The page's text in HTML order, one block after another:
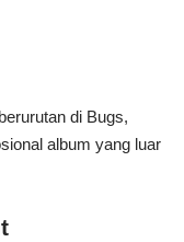
di Bugs,
album yang luar